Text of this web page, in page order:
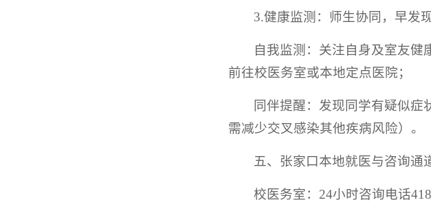
3.健康监测：师生协同，早发
自我监测：关注自身及室友健
前往校医务室或本地定点医院；
同伴提醒：发现同学有疑似症
需减少交叉感染其他疾病风险）。
五、张家口本地就医与咨询通
校医务室：24小时咨询电话